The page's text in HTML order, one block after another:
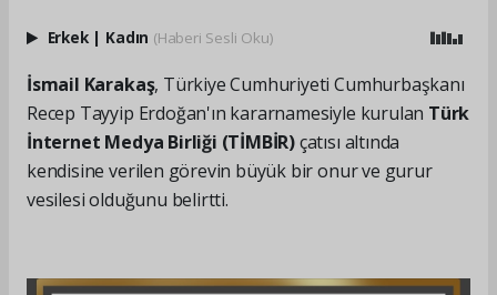
Erkek | Kadın (Haberi Sesli Oku)
İsmail Karakaş, Türkiye Cumhuriyeti Cumhurbaşkanı
Recep Tayyip Erdoğan'ın kararnamesiyle kurulan Türk
İnternet Medya Birliği (TİMBİR)çatısı altında
kendisine verilen görevin büyük bir onur ve gurur
vesilesi olduğunu belirtti.